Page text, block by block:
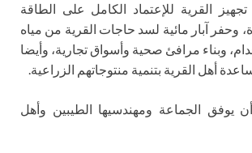
القرية للإعتماد الكامل على الطاقة
وحفر آبار مائية لسد حاجات القرية من مياه
وبناء مرافئ صحية وأسواق تجارية، وأيضا
أهل القرية بتنمية منتوجاتهم الزراعية.
يوفق الجماعة ومهندسيها الطيبين وأهل